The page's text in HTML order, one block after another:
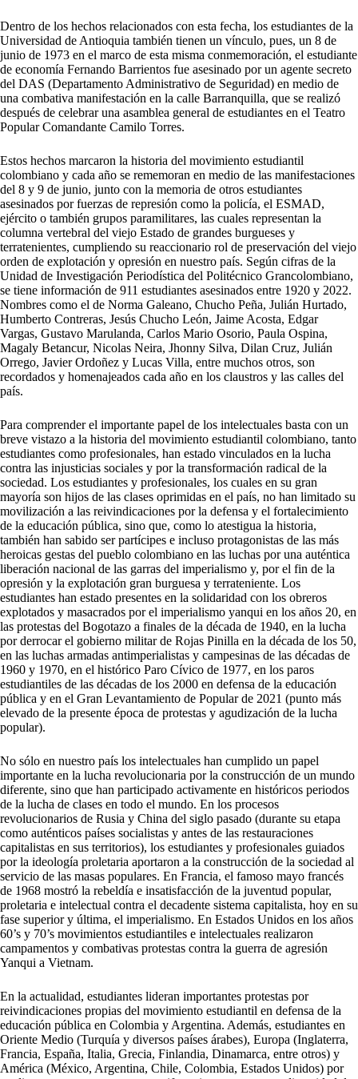
Dentro de los hechos relacionados con esta fecha, los estudiantes de la
Universidad de Antioquia también tienen un vínculo, pues, un 8 de
junio de 1973 en el marco de esta misma conmemoración, el estudiante
de economía Fernando Barrientos fue asesinado por un agente secreto
del DAS (Departamento Administrativo de Seguridad) en medio de
una combativa manifestación en la calle Barranquilla, que se realizó
después de celebrar una asamblea general de estudiantes en el Teatro
Popular Comandante Camilo Torres.
Estos hechos marcaron la historia del movimiento estudiantil
colombiano y cada año se rememoran en medio de las manifestaciones
del 8 y 9 de junio, junto con la memoria de otros estudiantes
asesinados por fuerzas de represión como la policía, el ESMAD,
ejército o también grupos paramilitares, las cuales representan la
columna vertebral del viejo Estado de grandes burgueses y
terratenientes, cumpliendo su reaccionario rol de preservación del viejo
orden de explotación y opresión en nuestro país. Según cifras de la
Unidad de Investigación Periodística del Politécnico Grancolombiano,
se tiene información de 911 estudiantes asesinados entre 1920 y 2022.
Nombres como el de Norma Galeano, Chucho Peña, Julián Hurtado,
Humberto Contreras, Jesús Chucho León, Jaime Acosta, Edgar
Vargas, Gustavo Marulanda, Carlos Mario Osorio, Paula Ospina,
Magaly Betancur, Nicolas Neira, Jhonny Silva, Dilan Cruz, Julián
Orrego, Javier Ordoñez y Lucas Villa, entre muchos otros, son
recordados y homenajeados cada año en los claustros y las calles del
país.
Para comprender el importante papel de los intelectuales basta con un
breve vistazo a la historia del movimiento estudiantil colombiano, tanto
estudiantes como profesionales, han estado vinculados en la lucha
contra las injusticias sociales y por la transformación radical de la
sociedad. Los estudiantes y profesionales, los cuales en su gran
mayoría son hijos de las clases oprimidas en el país, no han limitado su
movilización a las reivindicaciones por la defensa y el fortalecimiento
de la educación pública, sino que, como lo atestigua la historia,
también han sabido ser partícipes e incluso protagonistas de las más
heroicas gestas del pueblo colombiano en las luchas por una auténtica
liberación nacional de las garras del imperialismo y, por el fin de la
opresión y la explotación gran burguesa y terrateniente. Los
estudiantes han estado presentes en la solidaridad con los obreros
explotados y masacrados por el imperialismo yanqui en los años 20, en
las protestas del Bogotazo a finales de la década de 1940, en la lucha
por derrocar el gobierno militar de Rojas Pinilla en la década de los 50,
en las luchas armadas antimperialistas y campesinas de las décadas de
1960 y 1970, en el histórico Paro Cívico de 1977, en los paros
estudiantiles de las décadas de los 2000 en defensa de la educación
pública y en el Gran Levantamiento de Popular de 2021 (punto más
elevado de la presente época de protestas y agudización de la lucha
popular).
No sólo en nuestro país los intelectuales han cumplido un papel
importante en la lucha revolucionaria por la construcción de un mundo
diferente, sino que han participado activamente en históricos periodos
de la lucha de clases en todo el mundo. En los procesos
revolucionarios de Rusia y China del siglo pasado (durante su etapa
como auténticos países socialistas y antes de las restauraciones
capitalistas en sus territorios), los estudiantes y profesionales guiados
por la ideología proletaria aportaron a la construcción de la sociedad al
servicio de las masas populares. En Francia, el famoso mayo francés
de 1968 mostró la rebeldía e insatisfacción de la juventud popular,
proletaria e intelectual contra el decadente sistema capitalista, hoy en su
fase superior y última, el imperialismo. En Estados Unidos en los años
60’s y 70’s movimientos estudiantiles e intelectuales realizaron
campamentos y combativas protestas contra la guerra de agresión
Yanqui a Vietnam.
En la actualidad, estudiantes lideran importantes protestas por
reivindicaciones propias del movimiento estudiantil en defensa de la
educación pública en Colombia y Argentina. Además, estudiantes en
Oriente Medio (Turquía y diversos países árabes), Europa (Inglaterra,
Francia, España, Italia, Grecia, Finlandia, Dinamarca, entre otros) y
América (México, Argentina, Chile, Colombia, Estados Unidos) por